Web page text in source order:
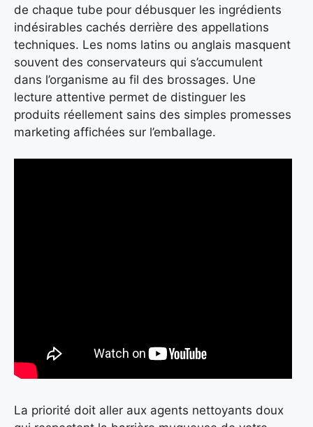
de chaque tube pour débusquer les ingrédients
indésirables cachés derrière des appellations
techniques. Les noms latins ou anglais masquent
souvent des conservateurs qui s’accumulent
dans l’organisme au fil des brossages. Une
lecture attentive permet de distinguer les
produits réellement sains des simples promesses
marketing affichées sur l’emballage.
La priorité doit aller aux agents nettoyants doux